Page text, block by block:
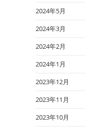
2024年5月
2024年3月
2024年2月
2024年1月
2023年12月
2023年11月
2023年10月